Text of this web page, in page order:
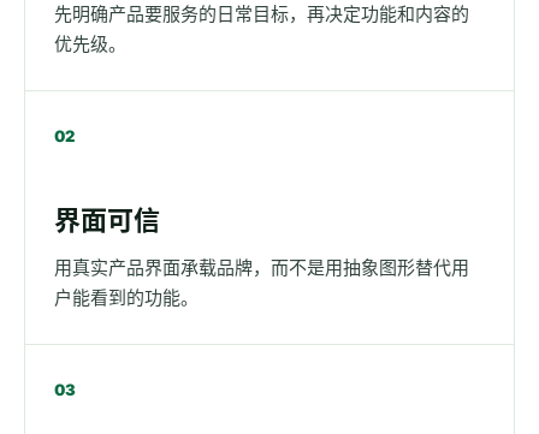
先明确产品要服务的日常目标，再决定功能和内容的
优先级。
02
界面可信
用真实产品界面承载品牌，而不是用抽象图形替代用
户能看到的功能。
03